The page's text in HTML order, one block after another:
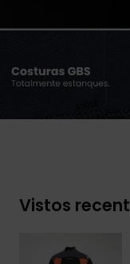
Vistos